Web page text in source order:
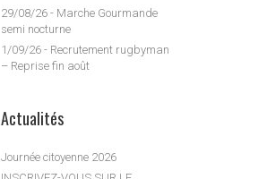
29/08/26 - Marche Gourmande
semi nocturne
1/09/26 - Recrutement rugbyman
– Reprise fin août
Actualités
Journée citoyenne 2026